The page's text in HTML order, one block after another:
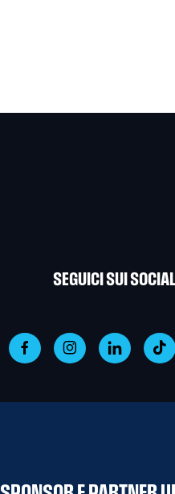
SEGUICI SUI SOCIAL